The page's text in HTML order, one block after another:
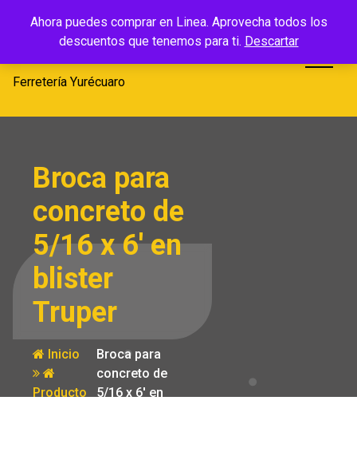
Ahora puedes comprar en Linea. Aprovecha todos los
descuentos que tenemos para ti. Descartar
Ferretería
Yurécuaro
Ferretería Yurécuaro
Broca para
concreto de
5/16 x 6′ en
blister
Truper
Inicio
Producto
Broca para
concreto de
5/16 x 6′ en